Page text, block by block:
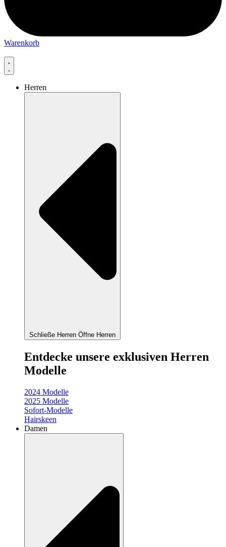
Warenkorb
Herren
Schließe Herren Öffne Herren
Entdecke unsere exklusiven Herren
Modelle
2024 Modelle
2025 Modelle
Sofort-Modelle
Hairskeen
Damen